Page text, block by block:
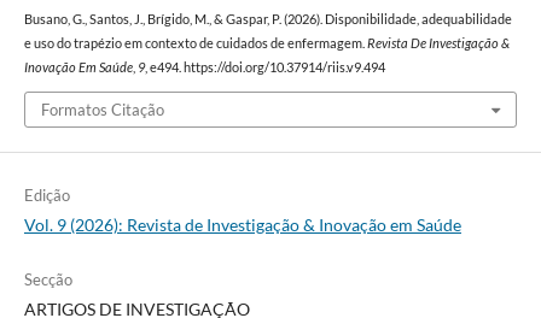
Busano, G., Santos, J., Brígido, M., & Gaspar, P. (2026). Disponibilidade, adequabilidade
e uso do trapézio em contexto de cuidados de enfermagem. Revista De Investigação &
Inovação Em Saúde, 9, e494. https://doi.org/10.37914/riis.v9.494
Formatos Citação
Edição
Vol. 9 (2026): Revista de Investigação & Inovação em Saúde
Secção
ARTIGOS DE INVESTIGAÇÃO